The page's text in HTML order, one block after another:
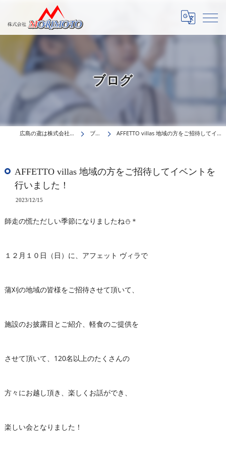
ブログ
広島の鳶は株式会社MORIMOTO ブログ AFFETTO villas 地域の方をご招待してイベントを行いました！
AFFETTO villas 地域の方をご招待してイベントを
行いました！
2023/12/15
師走の慌ただしい季節になりましたね⛄＊
１２月１０日（日）に、アフェット ヴィラで
蒲刈の地域の皆様をご招待させて頂いて、
施設のお披露目とご紹介、軽食のご提供を
させて頂いて、120名以上のたくさんの
方々にお越し頂き、楽しくお話ができ、
楽しい会となりました！